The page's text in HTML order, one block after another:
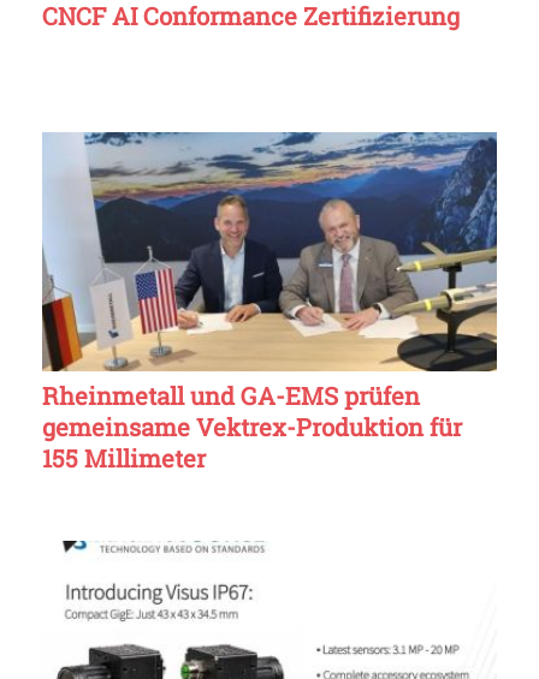
CNCF AI Conformance Zertifizierung
Rheinmetall und GA-EMS prüfen
gemeinsame Vektrex-Produktion für
155 Millimeter